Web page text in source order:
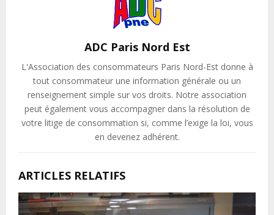
ADC Paris Nord Est
L'Association des consommateurs Paris Nord-Est donne à
tout consommateur une information générale ou un
renseignement simple sur vos droits. Notre association
peut également vous accompagner dans la résolution de
votre litige de consommation si, comme l’exige la loi, vous
en devenez adhérent.
ARTICLES RELATIFS